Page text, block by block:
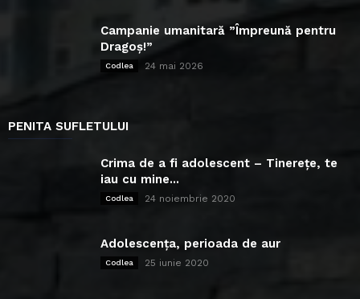
Campanie umanitară ”Împreună pentru
Dragoș!”
Codlea 24 mai 2026
PENITA SUFLETULUI
Crima de a fi adolescent – Tinerețe, te
iau cu mine...
Codlea 24 noiembrie 2020
Adolescența, perioada de aur
Codlea 25 iunie 2020